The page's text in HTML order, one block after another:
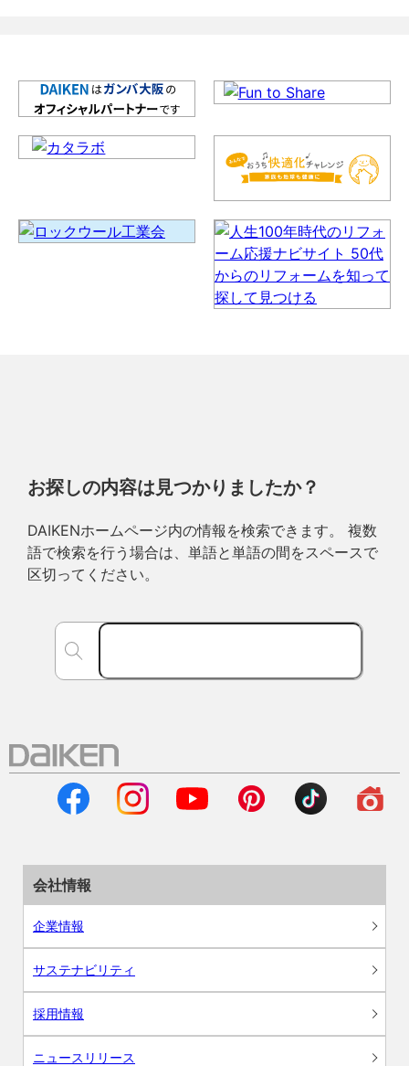
お探しの内容は見つかりましたか？
DAIKENホームページ内の情報を検索できます。 複数
語で検索を行う場合は、単語と単語の間をスペースで
区切ってください。
会社情報
企業情報
サステナビリティ
採用情報
ニュースリリース